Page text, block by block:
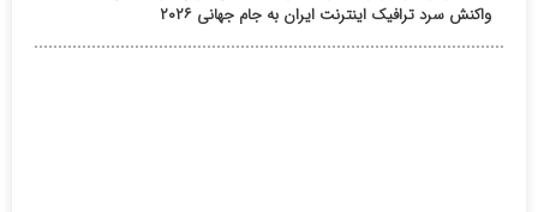
واکنش سرد ترافیک اینترنت ایران به جام جهانی ۲۰۲۶